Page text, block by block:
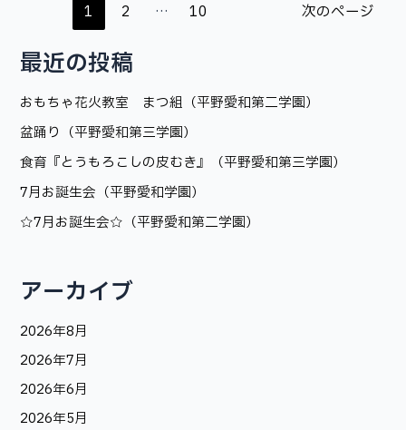
（平
愛
和
三
学
1 2 … 10 次のページ
最近の投稿
おもちゃ花火教室 まつ組（平野愛和第二学園）
盆踊り（平野愛和第三学園）
食育『とうもろこしの皮むき』（平野愛和第三学園）
7月お誕生会（平野愛和学園）
☆7月お誕生会☆（平野愛和第二学園）
アーカイブ
2026年8月
2026年7月
2026年6月
2026年5月